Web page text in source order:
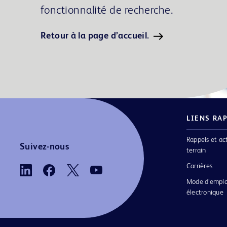
fonctionnalité de recherche.
Retour à la page d’accueil.
Suivez-nous
LIENS
Rappels et
terrain
Carrières
Mode
électronique